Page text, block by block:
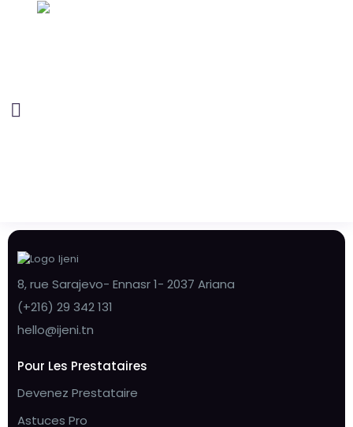
8, rue Sarajevo- Ennasr 1- 2037 Ariana
(+216) 29 342 131
hello@ijeni.tn
Pour Les Prestataires
Devenez Prestataire
Astuces Pro